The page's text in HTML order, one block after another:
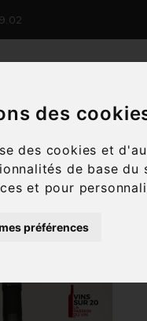
des
des cookies et
de base du
et pour
préférences